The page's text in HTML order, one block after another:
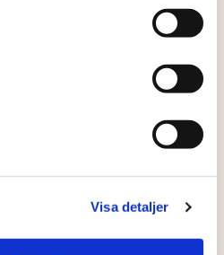
Visa detaljer
skyr Sverige – inbrott och